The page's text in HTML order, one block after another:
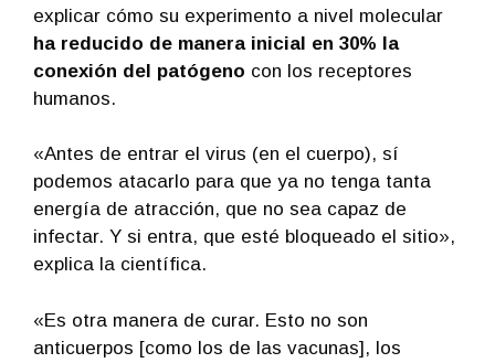
explicar cómo su experimento a nivel molecular
ha reducido de manera inicial en 30% la
conexión del patógeno con los receptores
humanos.
«Antes de entrar el virus (en el cuerpo), sí
podemos atacarlo para que ya no tenga tanta
energía de atracción, que no sea capaz de
infectar. Y si entra, que esté bloqueado el sitio»,
explica la científica.
«Es otra manera de curar. Esto no son
anticuerpos [como los de las vacunas], los